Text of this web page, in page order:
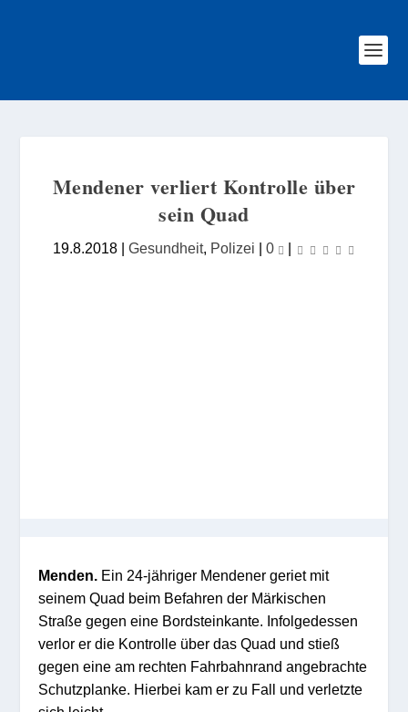
Mendener verliert Kontrolle über
sein Quad
19.8.2018 | Gesundheit, Polizei | 0 |
Menden. Ein 24-jähriger Mendener geriet mit
seinem Quad beim Befahren der Märkischen
Straße gegen eine Bordsteinkante. Infolgedessen
verlor er die Kontrolle über das Quad und stieß
gegen eine am rechten Fahrbahnrand angebrachte
Schutzplanke. Hierbei kam er zu Fall und verletzte